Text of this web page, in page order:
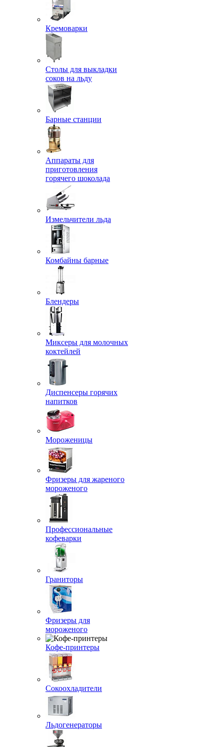
Кремоварки
Столы для выкладки
соков на льду
Барные станции
Аппараты для
приготовления
горячего шоколада
Измельчители льда
Комбайны барные
Блендеры
Миксеры для молочных
коктейлей
Диспенсеры горячих
напитков
Мороженицы
Фризеры для жареного
мороженого
Профессиональные
кофеварки
Граниторы
Фризеры для
мороженого
Кофе-принтеры
Сокоохладители
Льдогенераторы